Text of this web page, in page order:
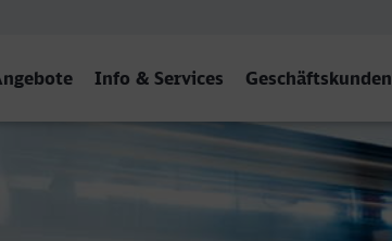
Info & Services Geschäftskunden
- Gera Hbf